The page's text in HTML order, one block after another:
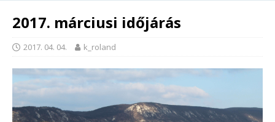
2017. márciusi időjárás
2017. 04. 04. k_roland